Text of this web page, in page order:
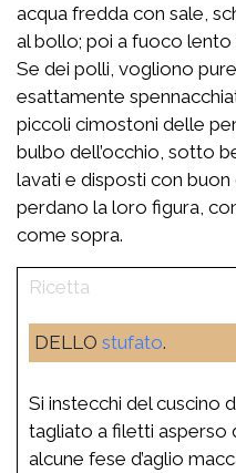
acqua fredda con sale,
al bollo; poi a fuoco
Se dei polli, vogliono
esattamente
piccoli cimostoni delle
bulbo dell’occhio, sotto
lavati e disposti con
perdano la loro figura,
come sopra.
DELLO stufato.
Si instecchi del cuscino
tagliato a filetti asperso
alcune fese d’aglio